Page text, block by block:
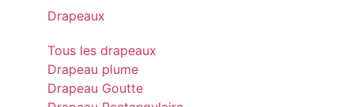
Drapeaux
Tous les drapeaux
Drapeau plume
Drapeau Goutte